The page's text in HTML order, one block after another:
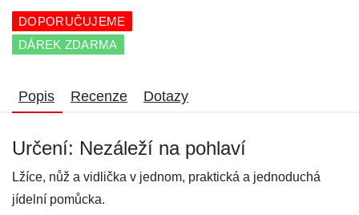
DOPORUČUJEME
DÁREK ZDARMA
Popis Recenze Dotazy
Určení: Nezáleží na pohlaví
Lžíce, nůž a vidlička v jednom, praktická a jednoduchá
jídelní pomůcka.